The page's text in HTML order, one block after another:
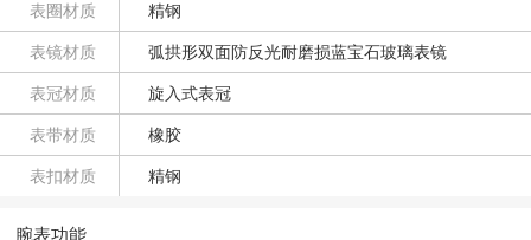
表圈材质
精钢
表镜材质 弧拱形双面防反光耐磨损蓝宝石玻璃表镜
表冠材质 旋入式表冠
表带材质 橡胶
表扣材质 精钢
腕表功能